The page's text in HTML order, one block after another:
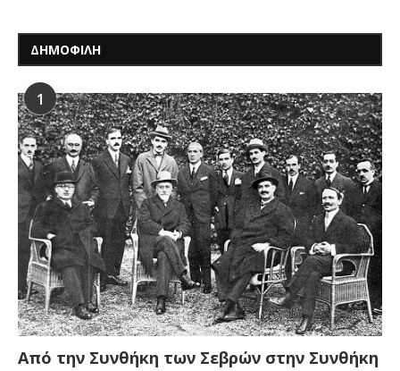
ΔΗΜΟΦΙΛΗ
1
Από την Συνθήκη των Σεβρών στην Συνθήκη